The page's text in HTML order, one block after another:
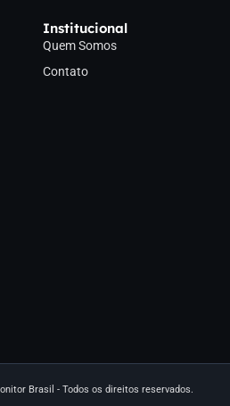
Institucional
Quem Somos
Contato
Brasil - Todos os direitos reservados.